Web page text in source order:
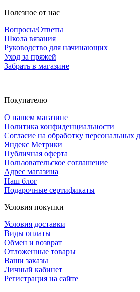
Полезное от нас
Вопросы/Ответы
Школа вязания
Руководство для начинающих
Уход за пряжей
Забрать в магазине
Покупателю
О нашем магазине
Политика конфиденциальности
Согласие на обработку
Яндекс Метрики
Публичная оферта
Пользовательское соглашение
Адрес магазина
Наш блог
Подарочные сертификаты
Условия покупки
Условия доставки
Виды оплаты
Обмен и возврат
Отложенные товары
Ваши заказы
Личный кабинет
Регистрация на сайте